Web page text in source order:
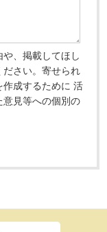
、掲載してほし
ださい。寄せられ
作成するために 活
意見等への個別の